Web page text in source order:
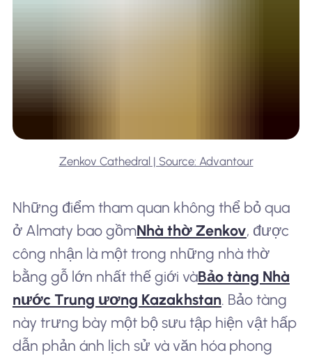
Zenkov Cathedral | Source: Advantour
Những điểm tham quan không thể bỏ qua
ở Almaty bao gồmNhà thờ Zenkov, được
công nhận là một trong những nhà thờ
bằng gỗ lớn nhất thế giới vàBảo tàng Nhà
nước Trung ương Kazakhstan. Bảo tàng
này trưng bày một bộ sưu tập hiện vật hấp
dẫn phản ánh lịch sử và văn hóa phong